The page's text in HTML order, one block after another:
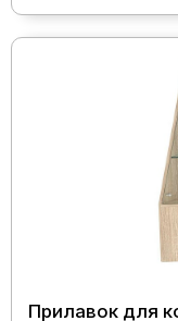
Прилавок для